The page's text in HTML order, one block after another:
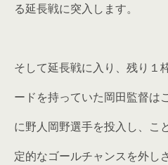
る延長戦に突入します。
そして延長戦に入り、残り１
ードを持っていた岡田監督は
に野人岡野選手を投入し、こ
定的なゴールチャンスを外し